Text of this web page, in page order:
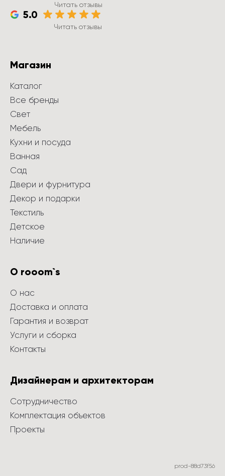
Читать отзывы
5.0
Читать отзывы
Магазин
Каталог
Все бренды
Свет
Мебель
Кухни и посуда
Ванная
Сад
Двери и фурнитура
Декор и подарки
Текстиль
Детское
Наличие
О rooom`s
О нас
Доставка и оплата
Гарантия и возврат
Услуги и сборка
Контакты
Дизайнерам и архитекторам
Сотрудничество
Комплектация объектов
Проекты
prod-88d73f56